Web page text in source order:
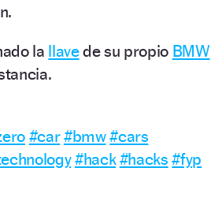
la llavede su propio BMW
#car#bmw#cars
#hack#hacks #fyp